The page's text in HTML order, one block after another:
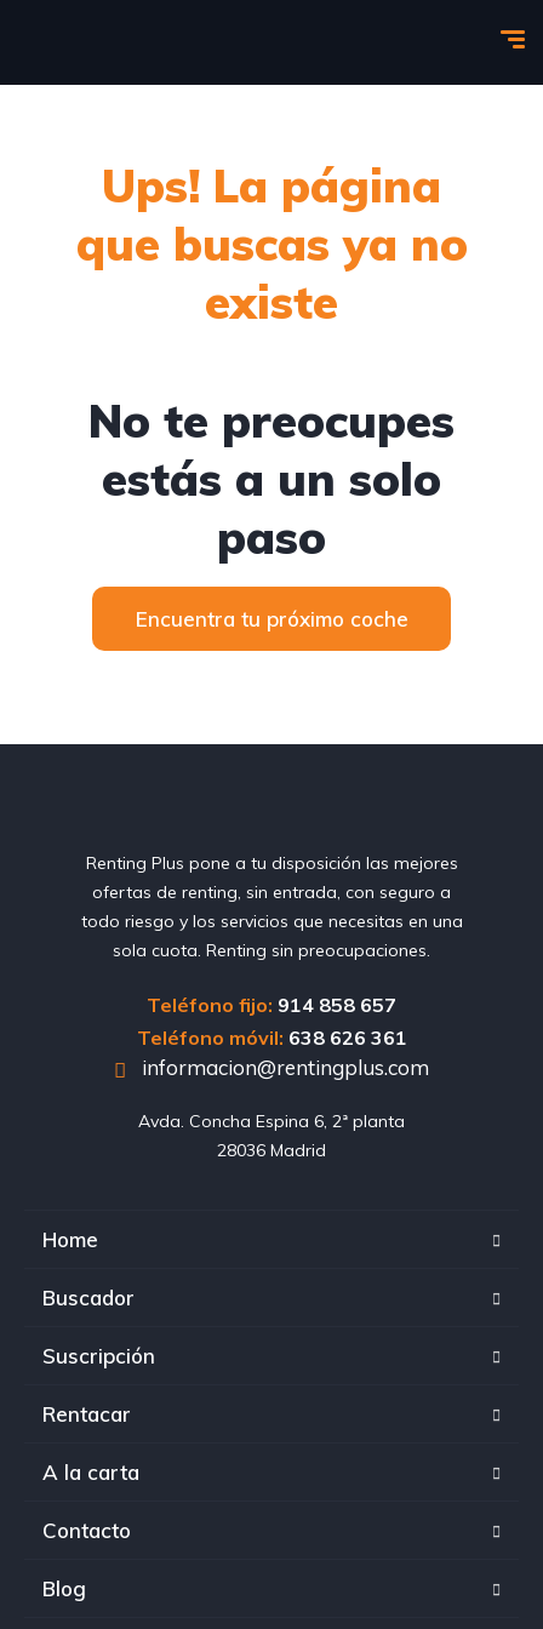
Ups! La página
que buscas ya no
existe
No te preocupes
estás a un solo
paso
Encuentra tu próximo coche
Renting Plus pone a tu disposición las mejores
ofertas de renting, sin entrada, con seguro a
todo riesgo y los servicios que necesitas en una
sola cuota. Renting sin preocupaciones.
Teléfono fijo: 914 858 657
Teléfono móvil: 638 626 361
informacion@rentingplus.com
Avda. Concha Espina 6, 2ª planta
28036 Madrid
Home
Buscador
Suscripción
Rentacar
A la carta
Contacto
Blog